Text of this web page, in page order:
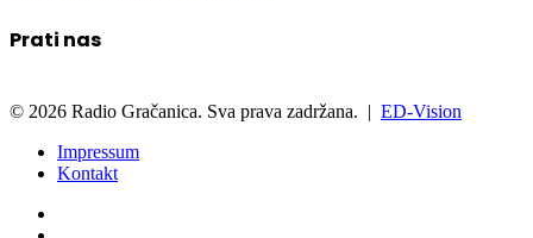
Prati nas
© 2026 Radio Gračanica. Sva prava zadržana. | ED-Vision
Impressum
Kontakt